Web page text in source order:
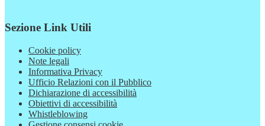
Sezione Link Utili
Cookie policy
Note legali
Informativa Privacy
Ufficio Relazioni con il Pubblico
Dichiarazione di accessibilità
Obiettivi di accessibilità
Whistleblowing